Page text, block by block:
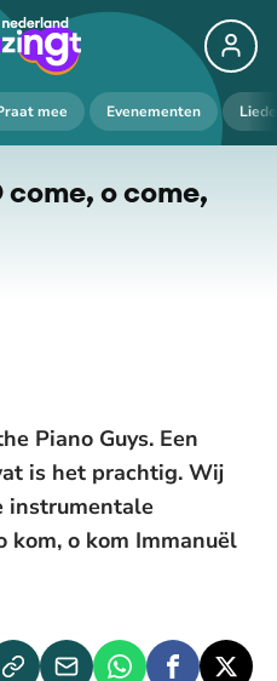
mee Evenementen
video vereist jouw
media cookies.
come, o come,
Piano Guys. Een
is het prachtig. Wij
instrumentale
kom, o kom Immanuël